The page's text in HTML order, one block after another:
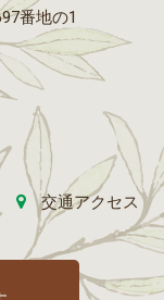
番地の1
交通アクセス